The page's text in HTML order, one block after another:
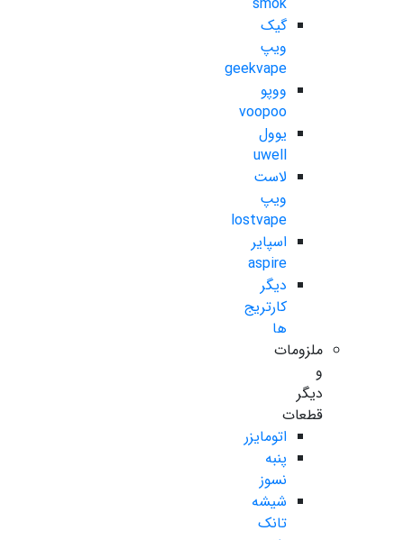
گیک
ویپ
geekvape
ووپو
voopoo
یوول
uwell
لاست
ویپ
lostvape
اسپایر
aspire
دیگر
کارتریج
ها
ملزومات
و
دیگر
قطعات
اتومایزر
پنبه
نسوز
شیشه
تانک